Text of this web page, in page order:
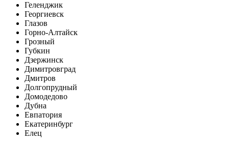
Геленджик
Георгиевск
Глазов
Горно-Алтайск
Грозный
Губкин
Дзержинск
Димитровград
Дмитров
Долгопрудный
Домодедово
Дубна
Евпатория
Екатеринбург
Елец